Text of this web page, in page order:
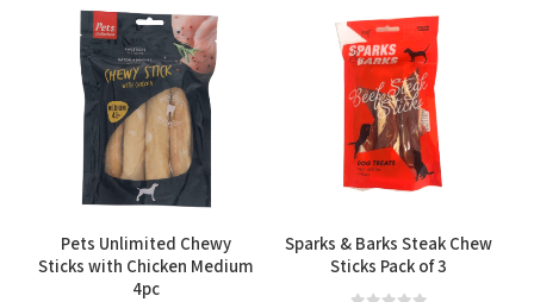
Sparks & Barks Steak Chew
Sticks Pack of 3
Pets Unlimited Chewy
Sticks with Chicken Medium
4pc